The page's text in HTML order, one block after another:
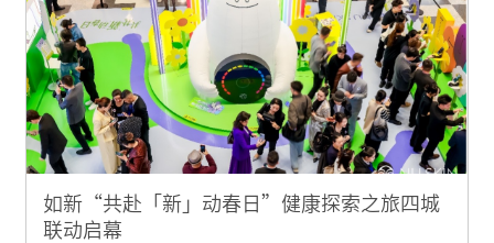
如新“共赴「新」动春日”健康探索之旅四城
联动启幕